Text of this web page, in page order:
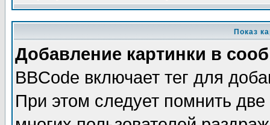
Показ
Добавление картинки в
BBCode включает тег для
При этом следует помнить